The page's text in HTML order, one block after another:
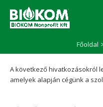
content
Főoldal
A következő hivatkozásokról
amelyek alapján cégünk a